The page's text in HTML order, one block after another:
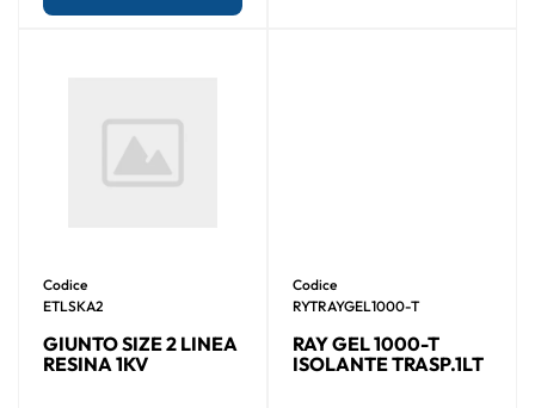
Codice
ETLSKA2
GIUNTO SIZE 2 LINEA
RESINA 1KV
Codice
RYTRAYGEL1000-T
RAY GEL 1000-T
ISOLANTE TRASP.1LT